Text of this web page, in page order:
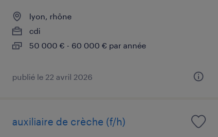
lyon, rhône
cdi
50 000 € - 60 000 € par année
publié le 22 avril 2026
auxiliaire de crèche (f/h)